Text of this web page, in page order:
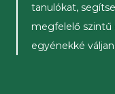
tanulókat,
megfelelő szintű
egyénekké